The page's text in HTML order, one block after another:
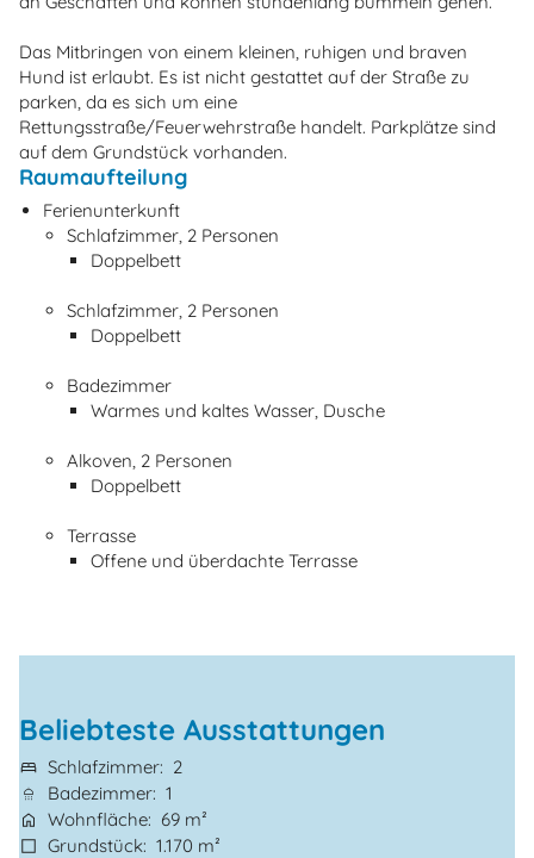
Das Mitbringen von einem kleinen, ruhigen und braven
Hund ist erlaubt. Es ist nicht gestattet auf der Straße zu
parken, da es sich um eine
Rettungsstraße/Feuerwehrstraße handelt. Parkplätze sind
auf dem Grundstück vorhanden.
Raumaufteilung
Ferienunterkunft
Schlafzimmer, 2 Personen
Doppelbett
Schlafzimmer, 2 Personen
Doppelbett
Badezimmer
Warmes und kaltes Wasser, Dusche
Alkoven, 2 Personen
Doppelbett
Terrasse
Offene und überdachte Terrasse
Beliebteste Ausstattungen
Schlafzimmer
2
Badezimmer 1
Wohnfläche
69 m²
Grundstück
1.170 m²